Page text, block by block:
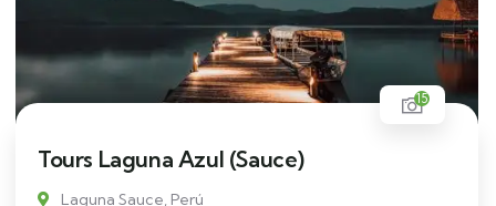
15
Tours Laguna Azul (Sauce)
Laguna Sauce, Perú